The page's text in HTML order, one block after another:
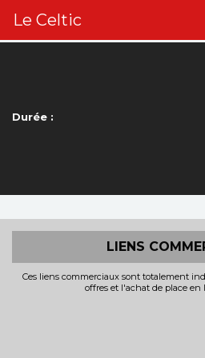
Le Celtic
Durée :
LIENS
Ces liens commerciaux sont totalement
offres et l'achat de place